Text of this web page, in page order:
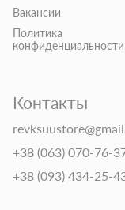
Вакансии
Политика
конфиденциальности
Контакты
+38 (063) 070-76-
+38 (093) 434-25-